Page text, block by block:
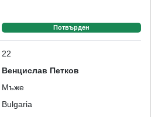
Потвърден
22
Венцислав Петков
Мъже
Bulgaria